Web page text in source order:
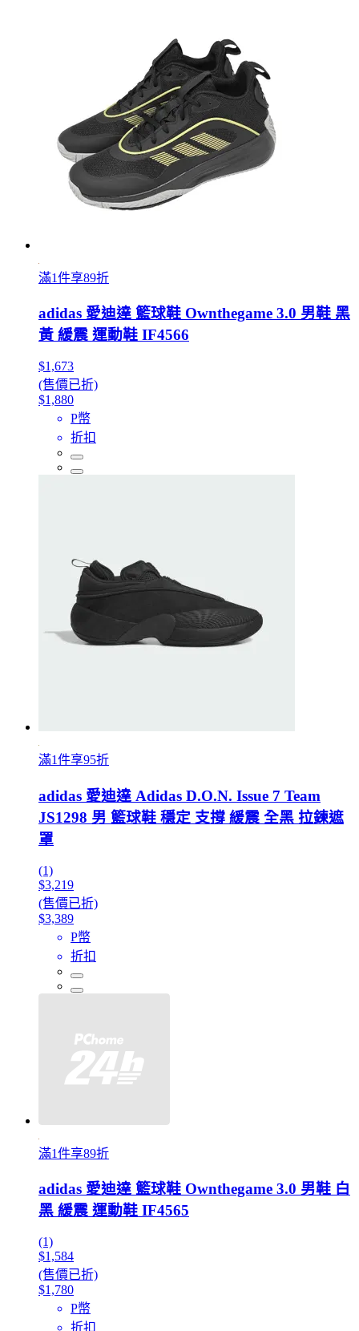
滿1件享89折
adidas 愛迪達 籃球鞋 Ownthegame 3.0 男鞋 黑
黃 緩震 運動鞋 IF4566
$1,673
(售價已折)
$1,880
P幣
折扣
滿1件享95折
adidas 愛迪達 Adidas D.O.N. Issue 7 Team
JS1298 男 籃球鞋 穩定 支撐 緩震 全黑 拉鍊遮
罩
(1)
$3,219
(售價已折)
$3,389
P幣
折扣
滿1件享89折
adidas 愛迪達 籃球鞋 Ownthegame 3.0 男鞋 白
黑 緩震 運動鞋 IF4565
(1)
$1,584
(售價已折)
$1,780
P幣
折扣